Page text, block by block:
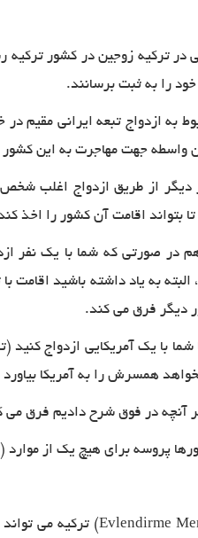
در ترکیه زوجین در کشور ترکیه
را به ثبت برسانند.
به ازدواج تبعه ایرانی مقیم در
واسطه جهت مهاجرت به این کشور
دیگر از طریق ازدواج اغلب
بتواند اقامت آن کشور را اخذ
در صورتی که شما با یک نفر
البته به یاد داشته باشید
دیگر فرق می کند.
شما با یک آمریکایی ازدواج
همسرش را به آمریکا
آنچه در فوق شرح دادیم فرق می
پروسه برای هیچ یک از
(Evlendirmeترکیه می